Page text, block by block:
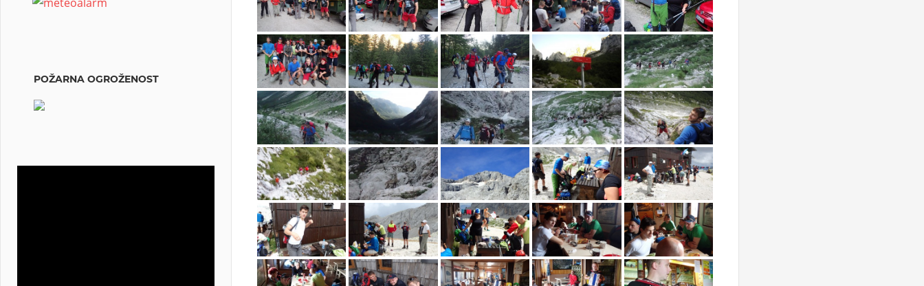
POŽARNA OGROŽENOST